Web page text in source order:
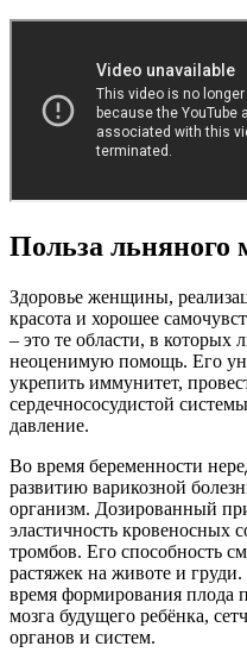
Польза
Здоровье женщины,
красота и хорошее
– это те области, в которых
неоценимую помощь. Его
укрепить иммунитет,
сердечнососудистой
давление.
Во время беременности
развитию варикозной
организм. Дозированный
эластичность кровеносных
тромбов. Его способность
растяжек на животе и
время формирования плода
мозга будущего ребёнка,
органов и систем.